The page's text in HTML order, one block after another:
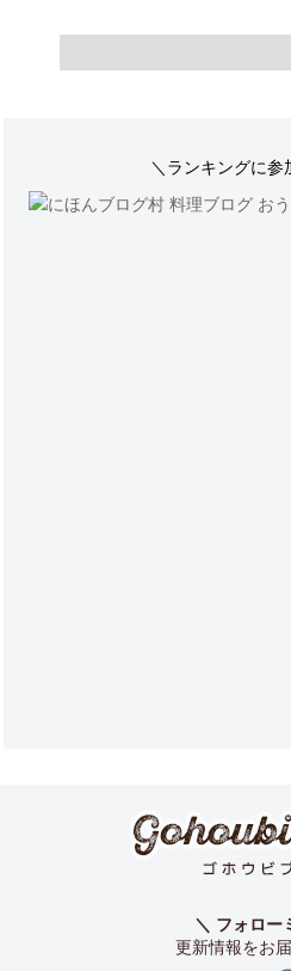
＼ランキングに参
＼ フォロー
更新情報をお